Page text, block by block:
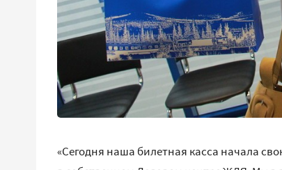
«Сегодня наша билетная касса начала